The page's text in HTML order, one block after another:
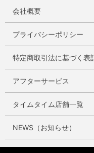
会社概要
プライバシーポリシー
特定商取引法に基づく表
アフターサービス
タイムタイム店舗一覧
NEWS（お知らせ）